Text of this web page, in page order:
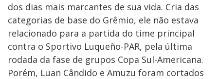
dos dias mais marcantes de sua vida. Cria das
categorias de base do Grêmio, ele não estava
relacionado para a partida do time principal
contra o Sportivo Luqueño-PAR, pela última
rodada da fase de grupos Copa Sul-Americana.
Porém, Luan Cândido e Amuzu foram cortados